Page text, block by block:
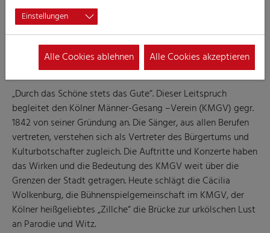
Kölner Männer-
Gesang-Verein anno
1842
„Durch das Schöne stets das Gute“. Dieser Leitspruch
begleitet den Kölner Männer-Gesang –Verein (KMGV) gegr.
1842 von seiner Gründung an. Die Sänger, aus allen Berufen
vertreten, verstehen sich als Vertreter des Bürgertums und
Kulturbotschafter zugleich. Die Auftritte und Konzerte haben
das Wirken und die Bedeutung des KMGV weit über die
Grenzen der Stadt getragen. Heute schlägt die Cäcilia
Wolkenburg, die Bühnenspielgemeinschaft im KMGV, der
Kölner heißgeliebtes „Zillche“ die Brücke zur urkölschen Lust
an Parodie und Witz.
Einstellungen
Alle Cookies ablehnen Alle Cookies akzeptieren